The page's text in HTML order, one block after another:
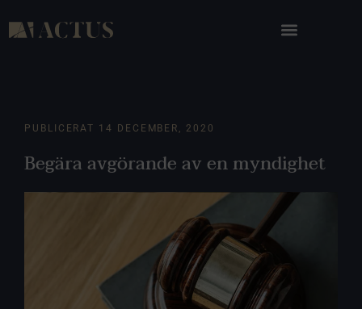
PUBLICERAT 14 DECEMBER, 2020
Begära avgörande av en myndighet